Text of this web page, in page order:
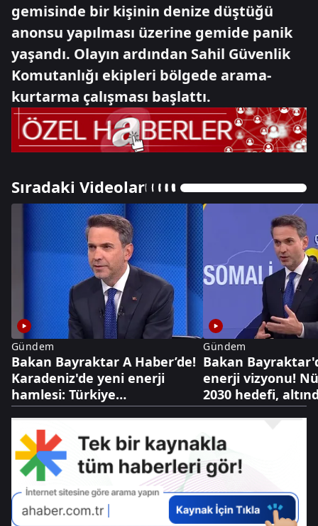
gemisinde bir kişinin denize düştüğü
anonsu yapılması üzerine gemide panik
yaşandı. Olayın ardından Sahil Güvenlik
Komutanlığı ekipleri bölgede arama-
kurtarma çalışması başlattı.
Sıradaki Videolar
Gündem
Bakan Bayraktar A Haber’de!
Karadeniz'de yeni enerji
hamlesi: Türkiye
Bulgaristan'da sahaya iniyor
Gündem
Bakan
enerji vizyonu!
2030 hedefi,
dolarlık hazine